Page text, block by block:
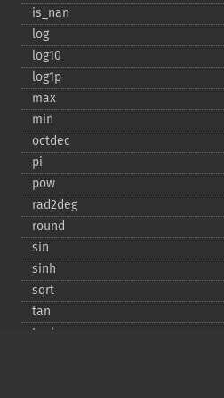
is_​nan
log
log10
log1p
max
min
octdec
pi
pow
rad2deg
round
sin
sinh
sqrt
tan
tanh